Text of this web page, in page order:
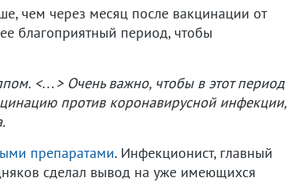
чем через месяц после вакцинации от
благоприятный период, чтобы
<…> Очень важно, чтобы в этот период
против коронавирусной инфекции,
препаратами. Инфекционист, главный
сделал вывод на уже имеющихся